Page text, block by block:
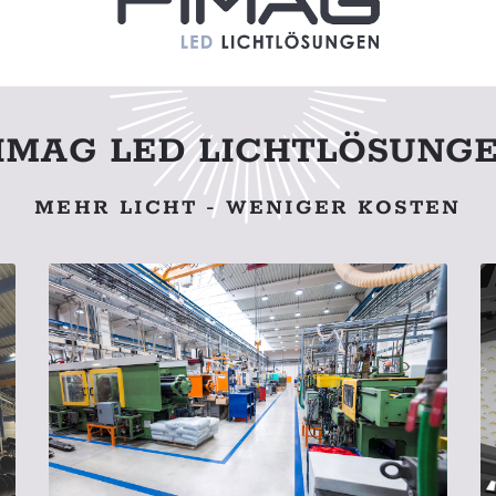
LED
MEHR LICHT - WENIGER KOSTEN